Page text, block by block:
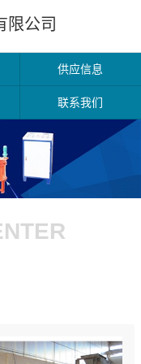
限公司
供应信息
联系我们